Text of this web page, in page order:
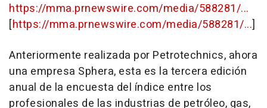
https://mma.prnewswire.com/media/588281/...
[https://mma.prnewswire.com/media/588281/...]
Anteriormente realizada por Petrotechnics, ahora
una empresa Sphera, esta es la tercera edición
anual de la encuesta del índice entre los
profesionales de las industrias de petróleo, gas,